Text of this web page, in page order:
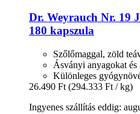
Dr. Weyrauch Nr. 19
180 kapszula
Szőlőmaggal, zöld
Ásványi anyagokat
Különleges
26.490 Ft (294.333 Ft / kg)
Ingyenes szállítás eddig: